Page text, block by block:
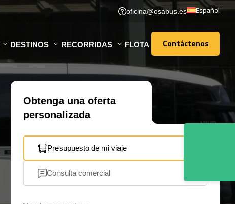
oficina@osabus.es Español
DESTINOS RECORRIDAS FLOTA Contáctenos
Contáctenos
Obtenga una oferta
personalizada
Presupuesto de mi viaje
Consulta comercial